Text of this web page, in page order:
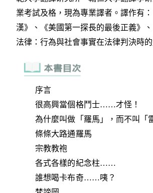
序言
很高興當個格鬥士……才怪！
為什麼叫做「羅馬」，而不叫「
條條大路通羅馬
宗教教袍
各式各樣的紀念柱……
誰想喝卡布奇……咦？